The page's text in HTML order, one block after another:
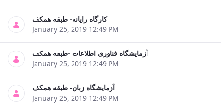
کارگاه رایانه- طبقه همکف
January 25, 2019 12:49 PM
آزمایشگاه فناوری اطلاعات -طبقه همکف
January 25, 2019 12:49 PM
آزمایشگاه زبان- طبقه همکف
January 25, 2019 12:49 PM